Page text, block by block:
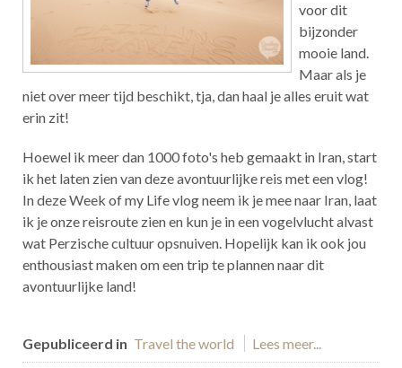
voor dit
bijzonder
mooie land.
Maar als je
niet over meer tijd beschikt, tja, dan haal je alles eruit wat
erin zit!
Hoewel ik meer dan 1000 foto's heb gemaakt in Iran, start
ik het laten zien van deze avontuurlijke reis met een vlog!
In deze Week of my Life vlog neem ik je mee naar Iran, laat
ik je onze reisroute zien en kun je in een vogelvlucht alvast
wat Perzische cultuur opsnuiven. Hopelijk kan ik ook jou
enthousiast maken om een trip te plannen naar dit
avontuurlijke land!
Gepubliceerd in Travel the world Lees meer...